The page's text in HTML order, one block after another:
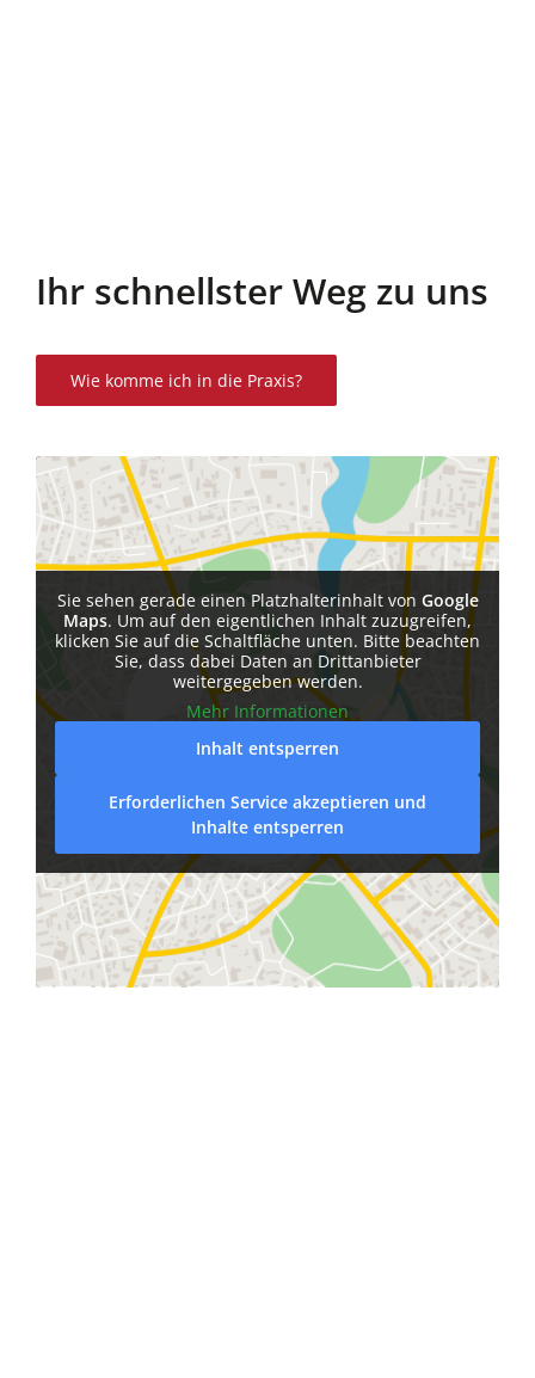
Ihr schnellster Weg zu uns
Wie komme ich in die Praxis?
Sie sehen gerade einen Platzhalterinhalt von Google
Maps. Um auf den eigentlichen Inhalt zuzugreifen,
klicken Sie auf die Schaltfläche unten. Bitte beachten
Sie, dass dabei Daten an Drittanbieter
weitergegeben werden.
Mehr Informationen
Inhalt entsperren
Erforderlichen Service akzeptieren und
Inhalte entsperren